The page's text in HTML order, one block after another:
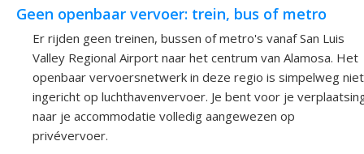
Geen openbaar vervoer: trein, bus of metro
Er rijden geen treinen, bussen of metro's vanaf San Luis
Valley Regional Airport naar het centrum van Alamosa. Het
openbaar vervoersnetwerk in deze regio is simpelweg niet
ingericht op luchthavenvervoer. Je bent voor je
naar je accommodatie volledig aangewezen op
privévervoer.